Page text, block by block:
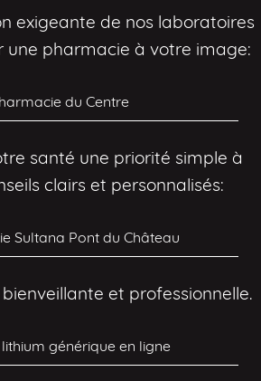
exigeante de nos laboratoires
une pharmacie à votre image:
du Centre
santé une priorité simple à
clairs et personnalisés:
Sultana Pont du Château
et professionnelle.
générique en ligne